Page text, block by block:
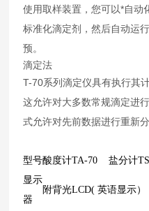
使用取样装置，您可以*自动
标准化滴定剂，然后自动运
预。
滴定法
T-70系列滴定仪具有执行其
这允许对大多数常规滴定进
式允许对先前数据进行重新
型号酸度计TA-70 盐分计
显示
器
附背光LCD( 英语显示）